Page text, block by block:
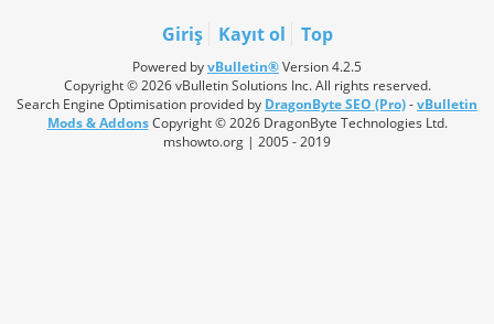
Giriş Kayıt ol Top
Powered byvBulletin®Version 4.2.5
Copyright © 2026 vBulletin Solutions Inc. All rights reserved.
Search Engine Optimisation provided by DragonByte SEO (Pro)-vBulletin
Mods & AddonsCopyright © 2026 DragonByte Technologies Ltd.
mshowto.org | 2005 - 2019